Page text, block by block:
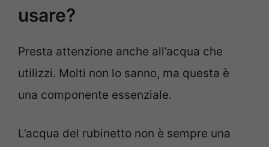
usare?
Presta attenzione anche all’acqua che
utilizzi. Molti non lo sanno, ma questa è
una componente essenziale.
L’acqua del rubinetto non è sempre una